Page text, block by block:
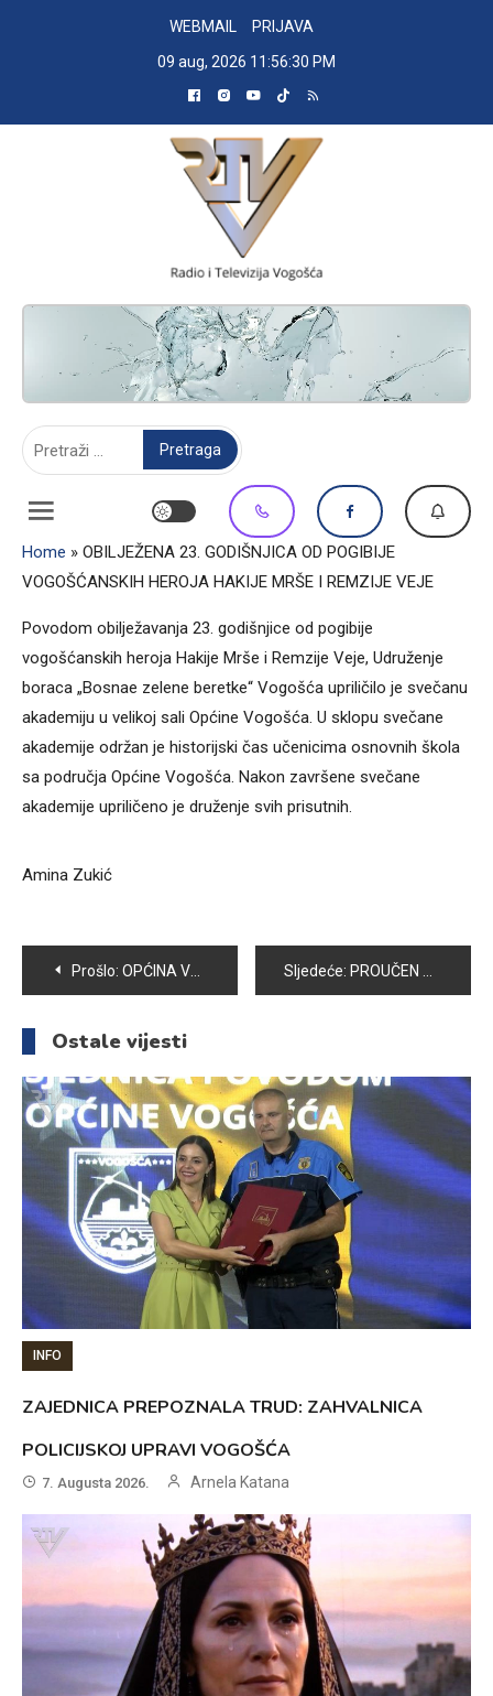
WEBMAIL
PRIJAVA
09 aug, 2026 11:56:31 PM
RADIO TELEVIZIJA VOGOŠĆA
Home » OBILJEŽENA 23. GODIŠNJICA OD POGIBIJE
VOGOŠĆANSKIH HEROJA HAKIJE MRŠE I REMZIJE VEJE
Povodom obilježavanja 23. godišnjice od pogibije
vogošćanskih heroja Hakije Mrše i Remzije Veje, Udruženje
boraca „Bosnae zelene beretke“ Vogošća upriličilo je svečanu
akademiju u velikoj sali Općine Vogošća. U sklopu svečane
akademije održan je historijski čas učenicima osnovnih škola
sa područja Općine Vogošća. Nakon završene svečane
akademije upriličeno je druženje svih prisutnih.
Amina Zukić
Navigacija
članaka
Prošlo: OPĆINA VOGOŠĆA POTPISALA PROTOKOL O SARADNJI SA UDRUŽENJEM „SEVDAH ZA MLADE“ ZA 2016. GODINU Sljedeće: PROUČEN MEVLUD U DŽAMIJI U HOTONJU
Ostale vijesti
INFO
ZAJEDNICA PREPOZNALA TRUD: ZAHVALNICA
POLICIJSKOJ UPRAVI VOGOŠĆA
7. Augusta 2026. Arnela Katana